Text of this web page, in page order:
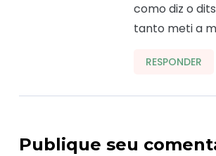
como diz o
tanto meti a
RESPONDER
Publique seu